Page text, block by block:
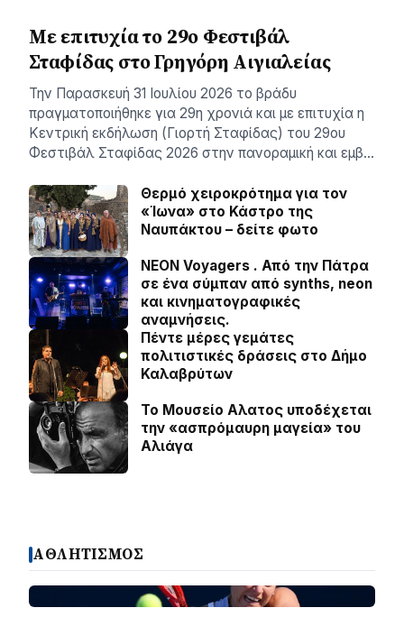
Με επιτυχία το 29ο Φεστιβάλ
Σταφίδας στο Γρηγόρη Aιγιαλείας
Την Παρασκευή 31 Ιουλίου 2026 το βράδυ
πραγματοποιήθηκε για 29η χρονιά και με επιτυχία η
Κεντρική εκδήλωση (Γιορτή Σταφίδας) του 29ου
Φεστιβάλ Σταφίδας 2026 στην πανοραμική και εμβ…
Θερμό χειροκρότημα για τον
«Ίωνα» στο Κάστρο της
Ναυπάκτου – δείτε φωτο
NEON Voyagers . Από την Πάτρα
σε ένα σύμπαν από synths, neon
και κινηματογραφικές
αναμνήσεις.
Πέντε μέρες γεμάτες
πολιτιστικές δράσεις στο Δήμο
Καλαβρύτων
Το Μουσείο Αλατος υποδέχεται
την «ασπρόμαυρη μαγεία» του
Αλιάγα
ΑΘΛΗΤΙΣΜΟΣ